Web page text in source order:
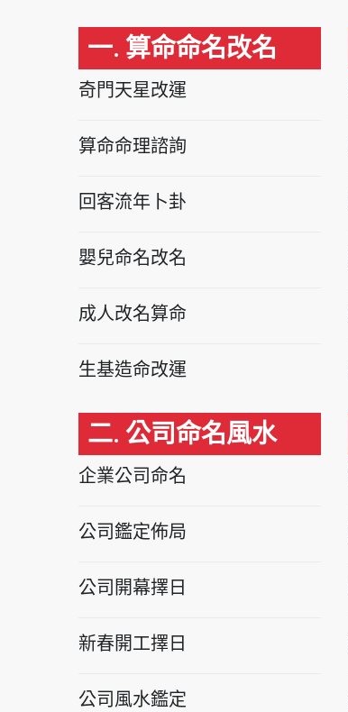
一. 算命命名改名
奇門天星改運
算命命理諮詢
回客流年卜卦
嬰兒命名改名
成人改名算命
生基造命改運
二. 公司命名風水
企業公司命名
公司鑑定佈局
公司開幕擇日
新春開工擇日
公司風水鑑定